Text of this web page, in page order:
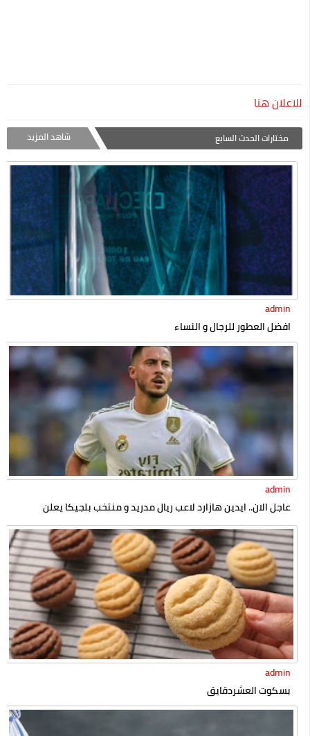
للاعلان هنا
مختارات الحدث السابع شاهد المزيد
admin
افضل العطور للرجال و النساء
admin
عاجل الان.. ايدين هازارد لاعب ريال مدريد و منتخب بلجيكا يعلن
إسلامه رسميا
admin
بسكوت العشردقايق